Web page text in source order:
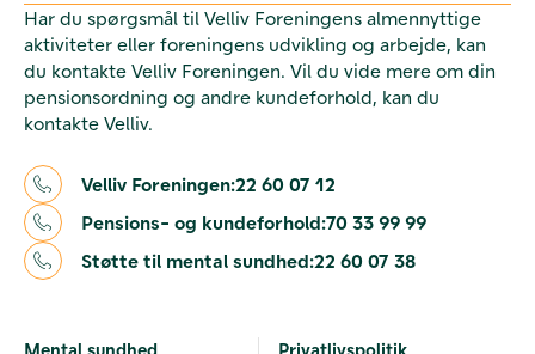
Har du spørgsmål til Velliv Foreningens almennyttige
aktiviteter eller foreningens udvikling og arbejde, kan
du kontakte Velliv Foreningen. Vil du vide mere om din
pensionsordning og andre kundeforhold, kan du
kontakte Velliv.
Velliv Foreningen:22 60 07 12
Pensions- og kundeforhold:70 33 99 99
Støtte til mental sundhed:22 60 07 38
Mental sundhed Privatlivspolitik